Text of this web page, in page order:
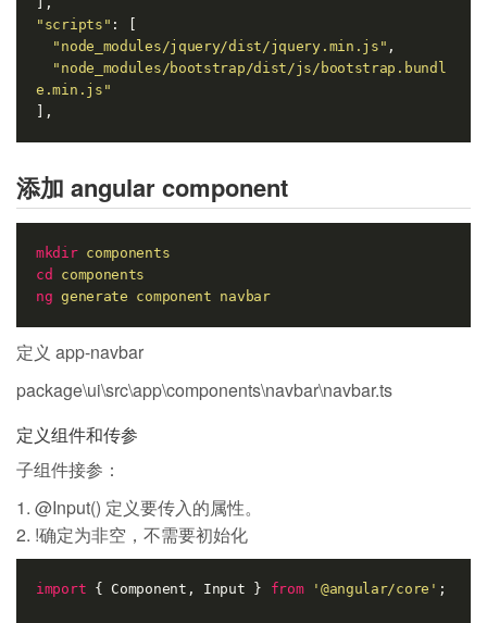
"scripts" : [
"node_modules/jquery/dist/jquery.min.js" ,
"node_modules/bootstrap/dist/js/bootstrap.bundl
e.min.js"
添加 angular component
mkdir components
cd
components
ng generate component navbar
定义 app-navbar
package\ui\src\app\components\navbar\navbar.ts
定义组件和传参
子组件接参：
@Input() 定义要传入的属性。
!确定为非空，不需要初始化
import { Component, Input } from '@angular/core' ;